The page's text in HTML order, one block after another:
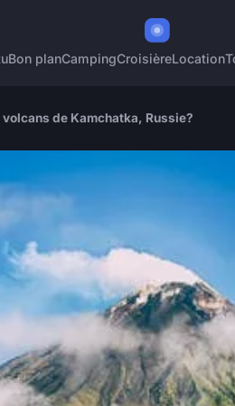
Bon planCampingCroisièreLocation
de Kamchatka, Russie?